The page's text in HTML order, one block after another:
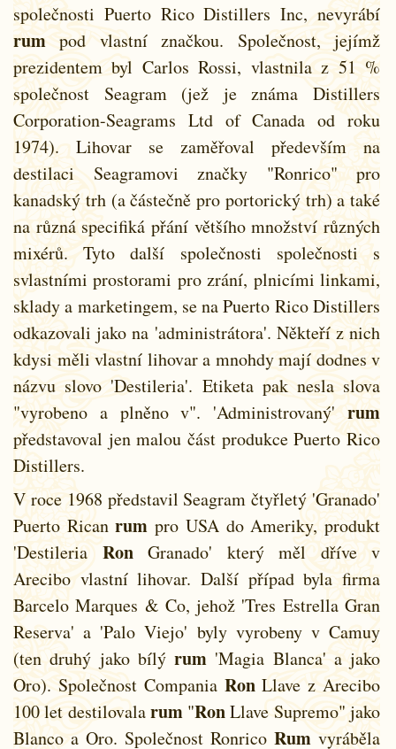
společnosti Puerto Rico Distillers Inc, nevyrábí
rum pod vlastní značkou. Společnost, jejímž
prezidentem byl Carlos Rossi, vlastnila z 51 %
společnost Seagram (jež je známa Distillers
Corporation-Seagrams Ltd of Canada od roku
1974). Lihovar se zaměřoval především na
destilaci Seagramovi značky "Ronrico" pro
kanadský trh (a částečně pro portorický trh) a také
na různá specifiká přání většího množství různých
mixérů. Tyto další společnosti společnosti s
svlastními prostorami pro zrání, plnicími linkami,
sklady a marketingem, se na Puerto Rico Distillers
odkazovali jako na 'administrátora'. Někteří z nich
kdysi měli vlastní lihovar a mnohdy mají dodnes v
názvu slovo 'Destileria'. Etiketa pak nesla slova
"vyrobeno a plněno v". 'Administrovaný' rum
představoval jen malou část produkce Puerto Rico
Distillers.
V roce 1968 představil Seagram čtyřletý 'Granado'
Puerto Ricanrum pro USA do Ameriky, produkt
'Destileria RonGranado' který měl dříve v
Arecibo vlastní lihovar. Další případ byla firma
Barcelo Marques & Co, jehož 'Tres Estrella Gran
Reserva' a 'Palo Viejo' byly vyrobeny v Camuy
(ten druhý jako bílý rum 'Magia Blanca' a jako
Oro). Společnost Compania RonLlave z Arecibo
100 let destilovalarum"RonLlave Supremo" jako
Blanco a Oro. Společnost Ronrico Rum vyráběla